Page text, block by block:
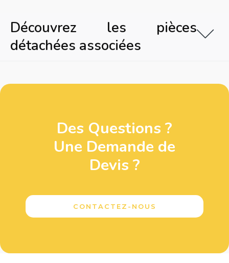
Découvrez les pièces
détachées associées
Des Questions ?
Une Demande de
Devis ?
CONTACTEZ-NOUS